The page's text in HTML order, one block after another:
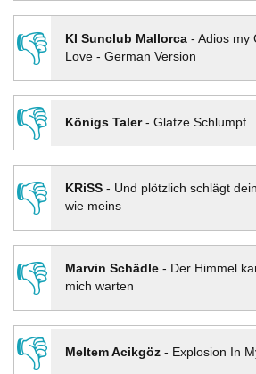
👎
KI Sunclub Mallorca- Adios my
Love - German Version
👎
Königs Taler- Glatze Schlumpf
👎
KRiSS- Und plötzlich schlägt
wie meins
👎 Marvin Schädle- Der Himmel
mich warten
👎
Meltem Acikgöz- Explosion In